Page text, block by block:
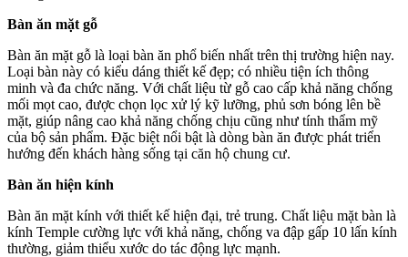
Bàn ăn mặt gỗ
Bàn ăn mặt gỗ là loại bàn ăn phổ biến nhất trên thị trường hiện nay.
Loại bàn này có kiểu dáng thiết kế đẹp; có nhiều tiện ích thông
minh và đa chức năng. Với chất liệu từ gỗ cao cấp khả năng chống
mối mọt cao, được chọn lọc xử lý kỹ lưỡng, phủ sơn bóng lên bề
mặt, giúp nâng cao khả năng chống chịu cũng như tính thẩm mỹ
của bộ sản phẩm. Đặc biệt nổi bật là dòng bàn ăn được phát triển
hướng đến khách hàng sống tại căn hộ chung cư.
Bàn ăn hiện kính
Bàn ăn mặt kính với thiết kế hiện đại, trẻ trung. Chất liệu mặt bàn là
kính Temple cường lực với khả năng, chống va đập gấp 10 lấn kính
thường, giảm thiểu xước do tác động lực mạnh.